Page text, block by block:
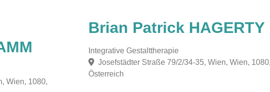
Wien, 1080,
Brian Patrick HAGERTY
Integrative Gestalttherapie
Josefstädter Straße 79/2/34-35, Wien, Wien, 1080,
Österreich